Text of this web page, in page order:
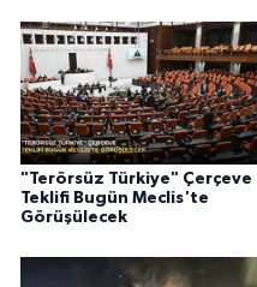
"Terörsüz Türkiye" Çerçeve
Teklifi Bugün Meclis'te
Görüşülecek